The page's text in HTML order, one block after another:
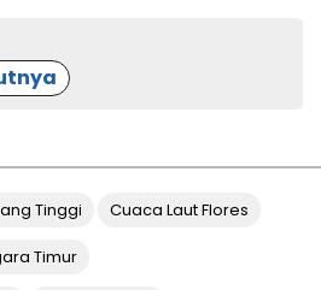
Tinggi Cuaca Laut Flores
Timur